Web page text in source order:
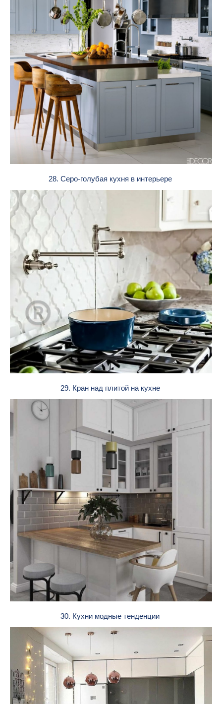
28. Серо-голубая кухня в интерьере
29. Кран над плитой на кухне
30. Кухни модные тенденции